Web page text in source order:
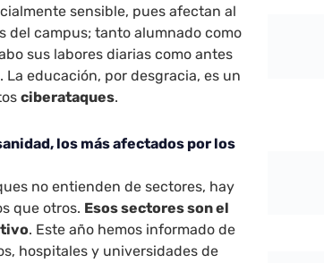
sensible, pues afectan al
del campus; tanto alumnado como
sus labores diarias como antes
educación, por desgracia, es un
ciberataques.
los más afectados por los
no entienden de sectores, hay
que otros. Esos sectores son el
. Este año hemos informado de
hospitales y universidades de